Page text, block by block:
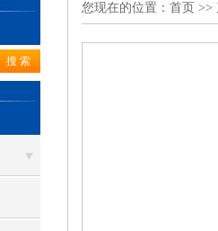
您现在的位置： 首页 >>